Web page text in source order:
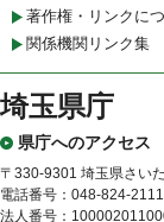
著作権・リンクに
関係機関リンク集
埼玉県庁
県庁へのアクセス
〒330-9301 埼玉県さい
電話番号：048-824-2111
法人番号：